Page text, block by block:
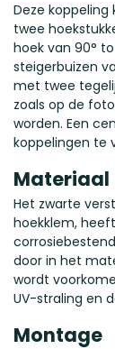
Deze
twee
hoek van 90°
steigerbuizen
met twee
zoals op de
worden. Een
koppelingen te
Materiaal
Het zwarte
hoekklem,
door in het
wordt
UV-straling en
Montage